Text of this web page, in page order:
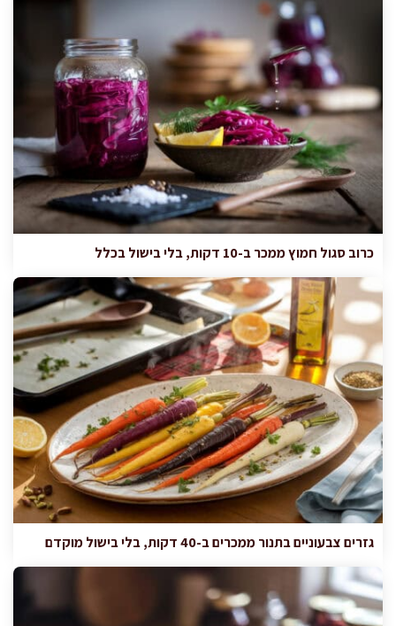
כרוב סגול חמוץ ממכר ב-10 דקות, בלי בישול בכלל
גזרים צבעוניים בתנור ממכרים ב-40 דקות, בלי בישול מוקדם